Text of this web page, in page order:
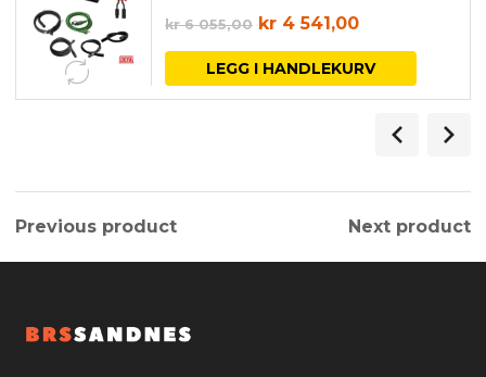
kr6 055,00 Opprinnelig
pris
var:
kr 4 541,00Nåværende
pris
er:
LEGG I HANDLEKURV
Previous product Next product